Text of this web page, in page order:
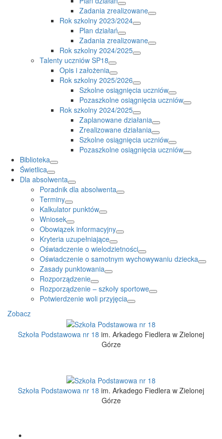
Zadania zrealizowane
Rok szkolny 2023/2024
Plan działań
Zadania zrealizowane
Rok szkolny 2024/2025
Talenty uczniów SP18
Opis i założenia
Rok szkolny 2025/2026
Szkolne osiągnięcia uczniów
Pozaszkolne osiągnięcia uczniów
Rok szkolny 2024/2025
Zaplanowane działania
Zrealizowane działania
Szkolne osiągnięcia uczniów
Pozaszkolne osiągnięcia uczniów
Biblioteka
Świetlica
Dla absolwenta
Poradnik dla absolwenta
Terminy
Kalkulator punktów
Wniosek
Obowiązek informacyjny
Kryteria uzupełniające
Oświadczenie o wielodzietności
Oświadczenie o samotnym wychowywaniu dziecka
Zasady punktowania
Rozporządzenie
Rozporządzenie – szkoły sportowe
Potwierdzenie woli przyjęcia
Zobacz
Szkoła Podstawowa nr 18 im. Arkadego Fiedlera w Zielonej
Górze
Szkoła Podstawowa nr 18 im. Arkadego Fiedlera w Zielonej
Górze